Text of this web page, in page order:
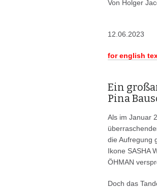
Von Holger
12.06.2023
for english
Ein
Pina
Als im Januar
die Aufregung
Ikone SASHA
ÖHMAN
Doch das